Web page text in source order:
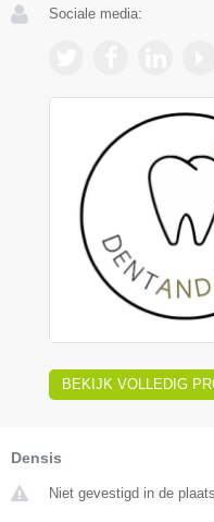
Sociale media:
BEKIJK VOLLEDIG
Densis
Niet gevestigd in de